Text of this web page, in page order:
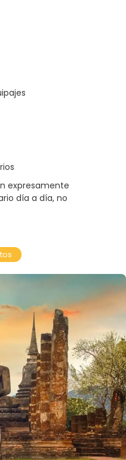
expresamente
día a día, no